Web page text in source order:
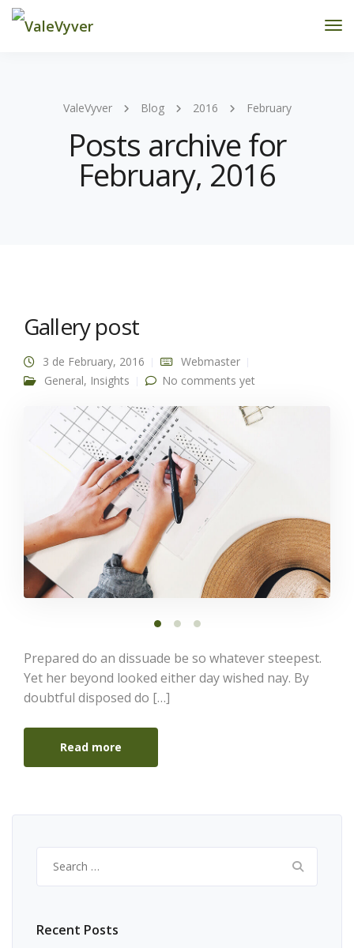
ValeVyver Blog 2016 February
Posts archive for
February, 2016
Gallery post
3 de February, 2016
Webmaster
General, Insights No comments yet
Prepared do an dissuade be so whatever steepest.
Yet her beyond looked either day wished nay. By
doubtful disposed do […]
Read more
for:
Recent Posts